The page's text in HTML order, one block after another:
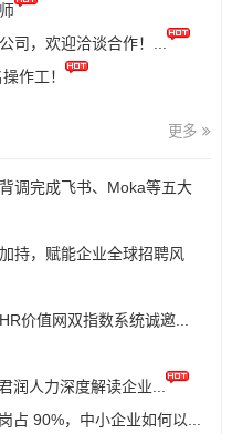
司，欢迎洽谈合作！...
作工！
更多
调完成飞书、Moka等五大
持，赋能企业全球招聘风
价值网双指数系统诚邀...
润人力深度解读企业...
占 90%，中小企业如何以...